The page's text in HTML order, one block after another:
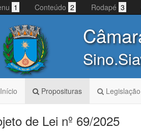
1 Conteúdo 2 Rodapé 3
Início Proposituras Legislação
de Lei nº 69/2025